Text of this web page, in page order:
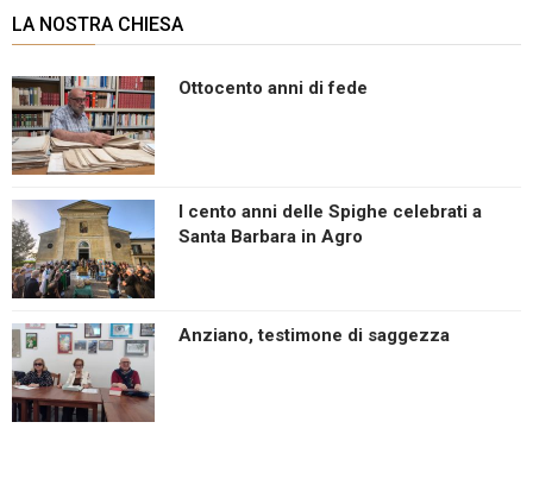
s
t
N
a
v
i
g
a
t
i
o
n
LA NOSTRA CHIESA
Ottocento anni di fede
I cento anni delle Spighe celebrati a
Santa Barbara in Agro
Anziano, testimone di saggezza